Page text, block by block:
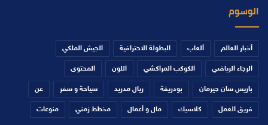
الوسوم
أخبار العالم ألعاب البطولة الاحترافية الجيش الملكي
الرجاء الرياضي الكوكب المراكشي اللون المحتوى
باريس سان جيرمان بودريقة ريال مدريد سياحة و سفر عن
فريق العمل كلاسيك مال و أعمال مخطط زمني منوعات